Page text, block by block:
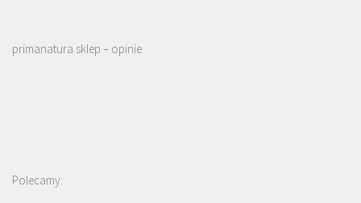
primanatura sklep – opinie
Polecamy: